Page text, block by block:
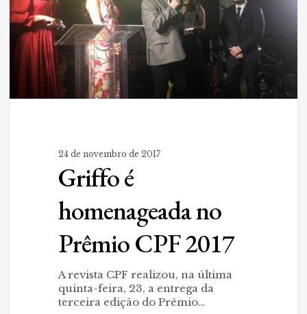
24 de novembro de 2017
Griffo é
homenageada no
Prêmio CPF 2017
A revista CPF realizou, na última
quinta-feira, 23, a entrega da
terceira edição do Prêmio…